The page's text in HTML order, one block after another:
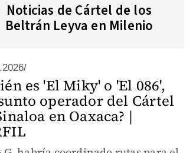
Noticias de Cártel de los
Beltrán Leyva en Milenio
es 'El Miky' o 'El 086',
operador del Cártel
en Oaxaca? |